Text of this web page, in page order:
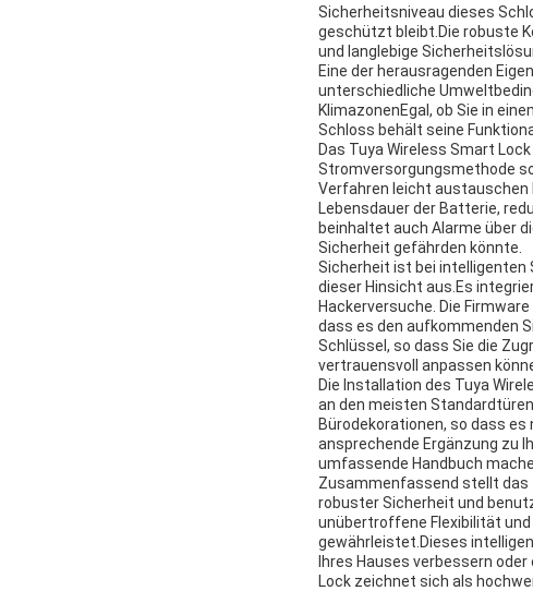
Sicherheitsniveau dieses
geschützt bleibt.Die robuste
und langlebige
Eine der herausragenden
unterschiedliche
KlimazonenEgal, ob Sie in
Schloss behält seine
Das Tuya Wireless Smart
Stromversorgungsmethode
Verfahren leicht austauschen
Lebensdauer der Batterie,
beinhaltet auch Alarme über
Sicherheit gefährden könnte.
Sicherheit ist bei intelligenten
dieser Hinsicht aus.Es
Hackerversuche. Die
dass es den aufkommenden
Schlüssel, so dass Sie die
vertrauensvoll anpassen
Die Installation des Tuya
an den meisten
Bürodekorationen, so dass
ansprechende Ergänzung zu
umfassende Handbuch
Zusammenfassend stellt das
robuster Sicherheit und
unübertroffene Flexibilität
gewährleistet.Dieses
Ihres Hauses verbessern
Lock zeichnet sich als